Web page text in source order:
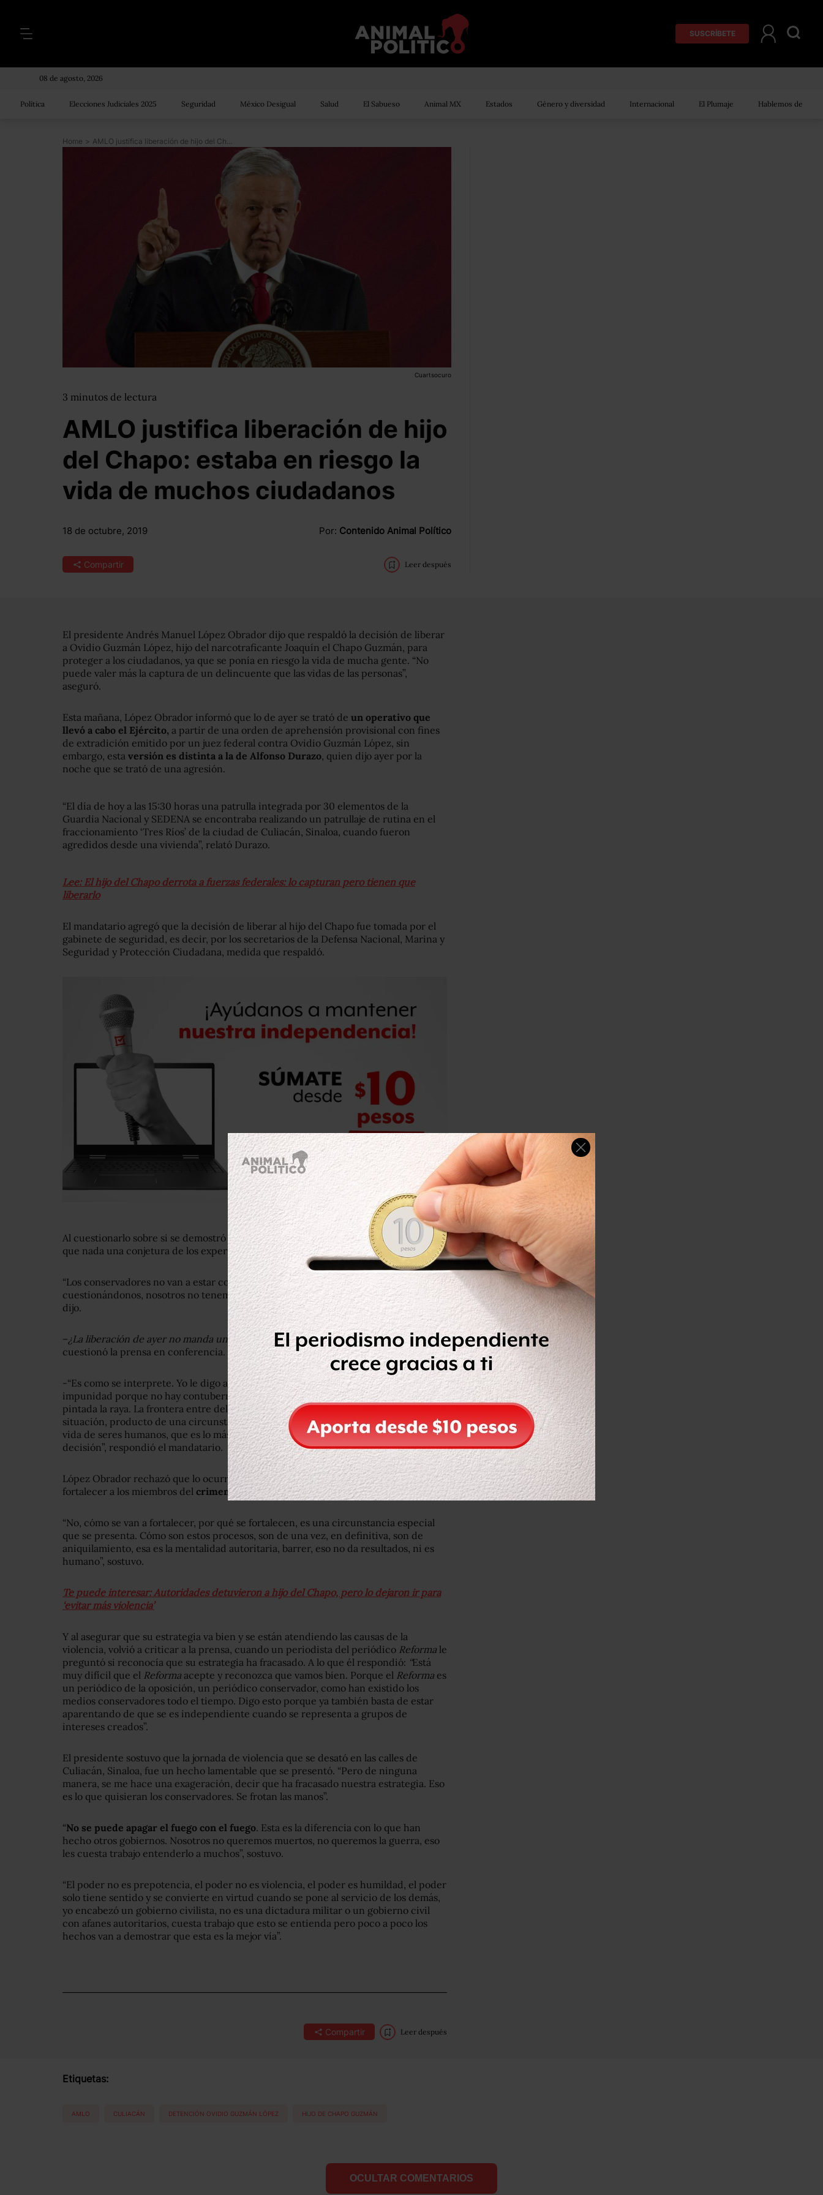
SUSCRÍBETE
08 de agosto, 2026
Política Elecciones Judiciales 2025 Seguridad México Desigual Salud El Sabueso Animal MX Estados Género y diversidad Internacional El Plumaje Hablemos de
Home > AMLO justifica liberación de hijo del Chapo: estaba en riesgo la vida de muchos ciudadanos
Cuartsocuro
3 minutos de lectura
AMLO justifica liberación de hijo
del Chapo: estaba en riesgo la
vida de muchos ciudadanos
18 de octubre, 2019 Por: Contenido Animal Político
Compartir Leer después
El presidente Andrés Manuel López Obrador dijo que respaldó la decisión de liberar
a Ovidio Guzmán López, hijo del narcotraficante Joaquín el Chapo Guzmán, para
proteger a los ciudadanos, ya que se ponía en riesgo la vida de mucha gente. “No
puede valer más la captura de un delincuente que las vidas de las personas”,
aseguró.
Esta mañana, López Obrador informó que lo de ayer se trató de un operativo que
llevó a cabo el Ejército, a partir de una orden de aprehensión provisional con fines
de extradición emitido por un juez federal contra Ovidio Guzmán López, sin
embargo, esta versión es distinta a la de Alfonso Durazo, quien dijo ayer por la
noche que se trató de una agresión.
“El día de hoy a las 15:30 horas una patrulla integrada por 30 elementos de la
Guardia Nacional y SEDENA se encontraba realizando un patrullaje de rutina en el
fraccionamiento ‘Tres Ríos’ de la ciudad de Culiacán, Sinaloa, cuando fueron
agredidos desde una vivienda”, relató Durazo.
Lee: El hijo del Chapo derrota a fuerzas federales: lo capturan pero tienen que
liberarlo
El mandatario agregó que la decisión de liberar al hijo del Chapo fue tomada por el
gabinete de seguridad, es decir, por los secretarios de la Defensa Nacional, Marina y
Seguridad y Protección Ciudadana, medida que respaldó.
Al cuestionarlo sobre si se demostródebilidad del Estado, respondió que eso es más
que nada una conjetura de los expertos, “sobre todo de nuestros adversarios”.
“Los conservadores no van a estar contentos con nada y van a estar siempre
cuestionándonos, nosotros no tenemos duda acerca de que fue la mejor decisión”,
dijo.
–¿La liberación de ayer no manda un mensaje de impunidad a la delincuencia?,
cuestionó la prensa en conferencia.
-“Es como se interprete. Yo le digo al pueblo que tengan confianza. No hay
impunidad porque no hay contubernio entre delincuencia y autoridades. Está bien
pintada la raya. La frontera entre delincuencia y autoridades. Lo de ayer fue una
situación, producto de una circunstancia donde se valoró que había que proteger la
vida de seres humanos, que es lo más sagrado que hay. Entonces se tomó esa
decisión”, respondió el mandatario.
López Obrador rechazó que lo ocurrido (liberación del hijo del Chapo) pueda
fortalecer a los miembros del crimen organizado.
“No, cómo se van a fortalecer, por qué se fortalecen, es una circunstancia especial
que se presenta. Cómo son estos procesos, son de una vez, en definitiva, son de
aniquilamiento, esa es la mentalidad autoritaria, barrer, eso no da resultados, ni es
humano”, sostuvo.
Te puede interesar: Autoridades detuvieron a hijo del Chapo, pero lo dejaron ir para
‘evitar más violencia’
Y al asegurar que su estrategia va bien y se están atendiendo las causas de la
violencia, volvió a criticar a la prensa, cuando un periodista del periódico Reforma le
preguntó si reconocía que su estrategia ha fracasado. A lo que él respondió: “Está
muy difícil que el Reforma acepte y reconozca que vamos bien. Porque el Reforma es
un periódico de la oposición, un periódico conservador, como han existido los
medios conservadores todo el tiempo. Digo esto porque ya también basta de estar
aparentando de que se es independiente cuando se representa a grupos de
intereses creados”.
El presidente sostuvo que la jornada de violencia que se desató en las calles de
Culiacán, Sinaloa, fue un hecho lamentable que se presentó. “Pero de ninguna
manera, se me hace una exageración, decir que ha fracasado nuestra estrategia. Eso
es lo que quisieran los conservadores. Se frotan las manos”.
“No se puede apagar el fuego con el fuego. Esta es la diferencia con lo que han
hecho otros gobiernos. Nosotros no queremos muertos, no queremos la guerra, eso
les cuesta trabajo entenderlo a muchos”, sostuvo.
“El poder no es prepotencia, el poder no es violencia, el poder es humildad, el poder
solo tiene sentido y se convierte en virtud cuando se pone al servicio de los demás,
yo encabezó un gobierno civilista, no es una dictadura militar o un gobierno civil
con afanes autoritarios, cuesta trabajo que esto se entienda pero poco a poco los
hechos van a demostrar que esta es la mejor vía”.
Compartir Leer después
Etiquetas:
AMLO CULIACÁN DETENCIÓN OVIDIO GUZMÁN LÓPEZ HIJO DE CHAPO GUZMÁN
OCULTAR COMENTARIOS